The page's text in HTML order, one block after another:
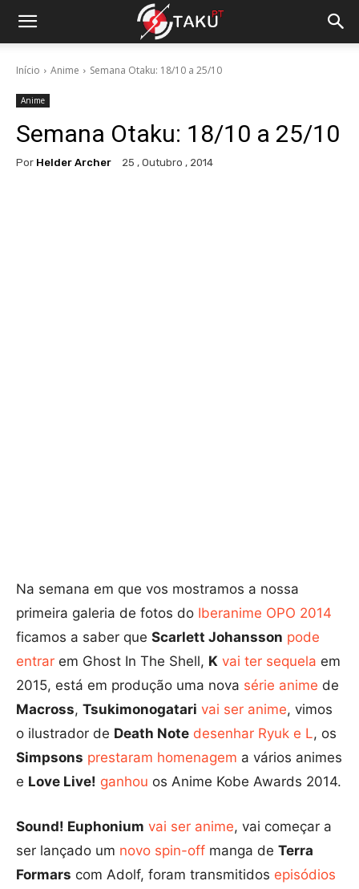
Início Anime Semana Otaku: 18/10 a 25/10
Anime
Semana Otaku: 18/10 a 25/10
Por Helder Archer 25 , Outubro , 2014
Na semana em que vos mostramos a nossa
primeira galeria de fotos do Iberanime OPO 2014
ficamos a saber que Scarlett Johansson pode
entrar em Ghost In The Shell, K vai ter sequela em
2015, está em produção uma nova série anime de
Macross, Tsukimonogatari vai ser anime, vimos
o ilustrador de Death Note desenhar Ryuk e L, os
Simpsons prestaram homenagem a vários animes
e Love Live! ganhou os Anime Kobe Awards 2014.
Sound! Euphonium vai ser anime, vai começar a
ser lançado um novo spin-off manga de Terra
Formars com Adolf, foram transmitidos episódios